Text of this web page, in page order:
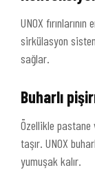
UNOX
sirkülasyon
sağlar.
Buharlı
Özellikle
taşır. UNOX
yumuşak kalır.